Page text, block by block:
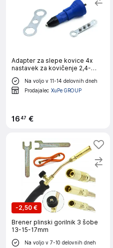
Adapter za slepe kovice 4x
nastavek za kovičenje 2,4-
4,8mm
Na voljo v 11-14 delovnih dneh
Prodajalec XuPe GROUP
1647 €
-2,50 €
Brener plinski gorilnik 3 šobe
13-15-17mm
Na voljo v 7-10 delovnih dneh